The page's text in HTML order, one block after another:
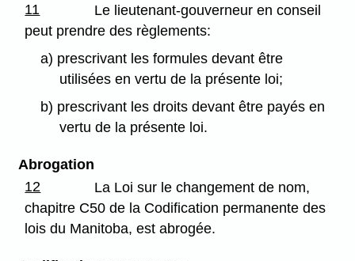
11
Le lieutenant-gouverneur en conseil
peut prendre des règlements:
a) prescrivant les formules devant être
utilisées en vertu de la présente loi;
b) prescrivant les droits devant être payés en
vertu de la présente loi.
Abrogation
12
La Loi sur le changement de nom,
chapitre C50 de la Codification permanente des
lois du Manitoba, est abrogée.